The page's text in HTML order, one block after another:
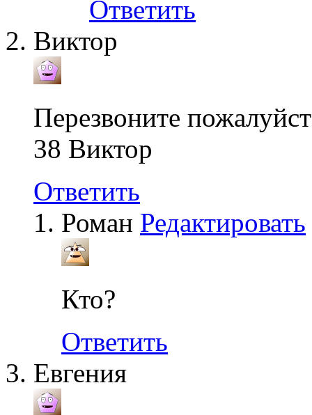
Ответить
Виктор
Перезвоните
38 Виктор
Ответить
Роман Редактировать
Кто?
Ответить
Евгения